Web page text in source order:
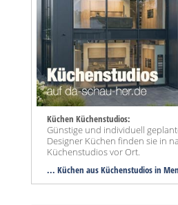
Küchen Küchenstudios:
Günstige und individuell
Designer Küchen finden sie in
Küchenstudios vor Ort.
... Küchen aus Küchenstudios in